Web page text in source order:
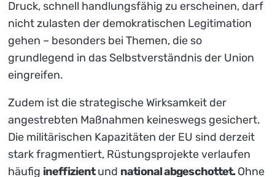
Druck, schnell handlungsfähig zu erscheinen, darf
nicht zulasten der demokratischen Legitimation
gehen – besonders bei Themen, die so
grundlegend in das Selbstverständnis der Union
eingreifen.
Zudem ist die strategische Wirksamkeit der
angestrebten Maßnahmen keineswegs gesichert.
Die militärischen Kapazitäten der EU sind derzeit
stark fragmentiert, Rüstungsprojekte verlaufen
häufig ineffizientund national abgeschottet.Ohne